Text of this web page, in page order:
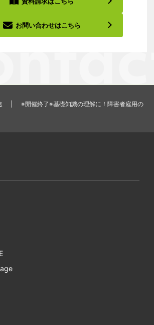
お問い合わせはこちら
※開催終了※基礎知識の理解に！障害者雇用の